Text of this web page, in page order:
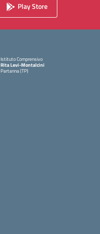
Play Store
Istituto Comprensivo
Rita Levi-Montalcini
Partanna (TP)